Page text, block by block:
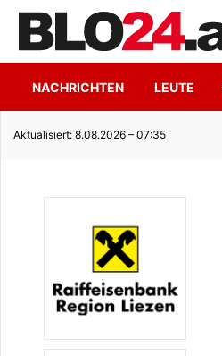
NACHRICHTEN LEUTE
Aktualisiert: 8.08.2026 – 07:35
Seeidylle